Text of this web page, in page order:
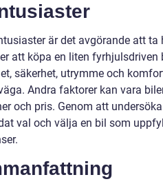
är det avgörande att
att köpa en liten
säkerhet, utrymme och
Andra faktorer kan vara
och pris. Genom att
val och välja en bil som